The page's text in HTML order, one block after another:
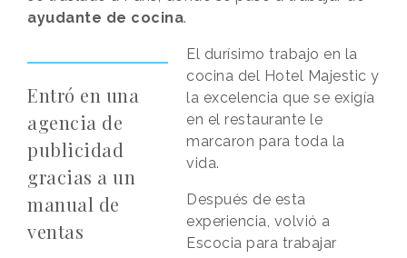
ayudante de cocina.
Entró en una
agencia de
publicidad
gracias a un
manual de
ventas
El durísimo trabajo en la
cocina del Hotel Majestic y
la excelencia que se exigía
en el restaurante le
marcaron para toda la
vida.
Después de esta
experiencia, volvió a
Escocia para trabajar